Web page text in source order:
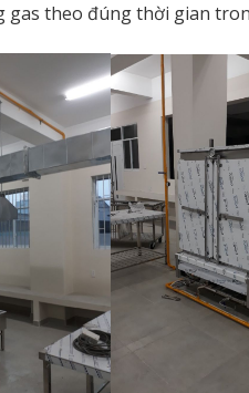
theo đúng thời gian